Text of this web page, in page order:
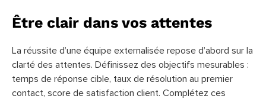
Être clair dans vos attentes
La réussite d’une équipe externalisée repose d’abord sur la
clarté des attentes. Définissez des objectifs mesurables :
temps de réponse cible, taux de résolution au premier
contact, score de satisfaction client. Complétez ces